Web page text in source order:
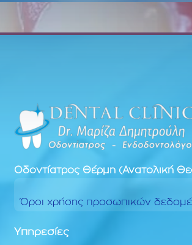
Οδοντίατρος Θέρμη (Ανατολική
Όροι χρήσης προσωπικών
Υπηρεσίες